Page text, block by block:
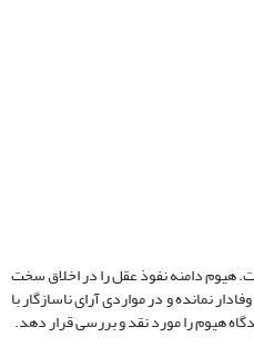
محل اعتنای فراوان بوده است. هیوم دامنه نفوذ عقل را در اخلاق سخت
نمانده و در مواردی آرای ناسازگار با
هیوم را مورد نقد و بررسی قرار دهد.